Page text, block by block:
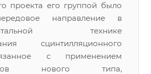
проекта его группой было
направление в
технике
сцинтилляционного
с применением
нового типа,